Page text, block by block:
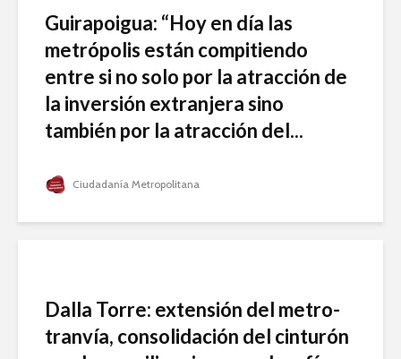
Guirapoigua: “Hoy en día las
metrópolis están compitiendo
entre si no solo por la atracción de
la inversión extranjera sino
también por la atracción del...
Ciudadanía Metropolitana
Dalla Torre: extensión del metro-
tranvía, consolidación del cinturón